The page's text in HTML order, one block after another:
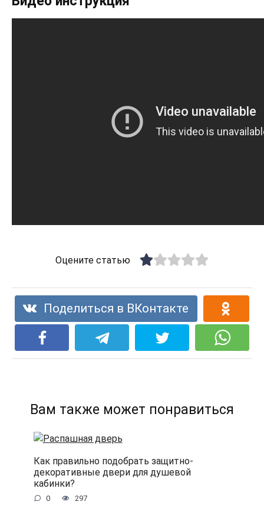
Оцените статью
Поделиться в ВКонтакте
Вам также может понравиться
Как правильно подобрать защитно-
декоративные двери для душевой
кабинки?
0 297